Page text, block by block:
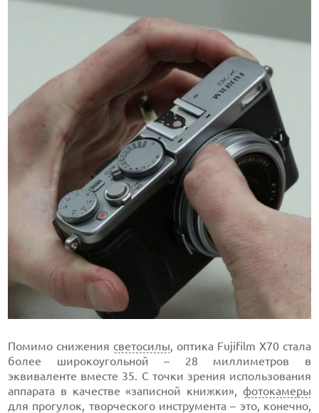
Помимо снижения светосилы, оптика Fujifilm X70 стала
более широкоугольной – 28 миллиметров в
эквиваленте вместе 35. С точки зрения использования
аппарата в качестве «записной книжки», фотокамеры
для прогулок, творческого инструмента – это, конечно,